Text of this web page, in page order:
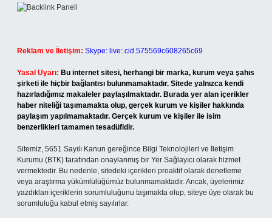
Reklam ve İletişim: Skype: live:.cid.575569c608265c69
Yasal Uyarı: Bu internet sitesi, herhangi bir marka, kurum veya şahıs
şirketi ile hiçbir bağlantısı bulunmamaktadır. Sitede yalnızca kendi
hazırladığımız makaleler paylaşılmaktadır. Burada yer alan içerikler
haber niteliği taşımamakta olup, gerçek kurum ve kişiler hakkında
paylaşım yapılmamaktadır. Gerçek kurum ve kişiler ile isim
benzerlikleri tamamen tesadüfidir.
Sitemiz, 5651 Sayılı Kanun gereğince Bilgi Teknolojileri ve İletişim
Kurumu (BTK) tarafından onaylanmış bir Yer Sağlayıcı olarak hizmet
vermektedir. Bu nedenle, sitedeki içerikleri proaktif olarak denetleme
veya araştırma yükümlülüğümüz bulunmamaktadır. Ancak, üyelerimiz
yazdıkları içeriklerin sorumluluğunu taşımakta olup, siteye üye olarak bu
sorumluluğu kabul etmiş sayılırlar.